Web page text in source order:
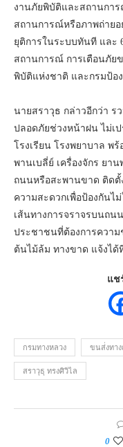
งานภัยพิบัติและสถานกา
สถานการณ์หรือภาพถ่ายอ
ยุติการในระบบทันที และ
สถานการณ์ การเตือนภัย
พิบัติแห่งชาติ และกรมป้อ
นายสราวุธ กล่าวอีกว่า ร
ปลอดภัยช่วงหน้าฝน ไม่เ
โรงเรียน โรงพยาบาล พ
พานเบลี่ย์ เครื่องจักร ย
ถนนหรือสะพานขาด ติดตั้
ความสะดวกเพื่อป้องกันไ
เส้นทางการจราจรบนถน
ประชาชนที่ต้องการความ
ต้นไม้ล้ม ทางขาด แจ้งได้
แช
กรมทางหลวง ขนส่่งทา
สราวุธุ ทรงศิวิไล
0